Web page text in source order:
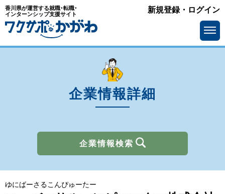
香川県が運営する就職･転職･
インターンシップ支援サイト
新規登録・ログイン
企業情報詳細
企業情報検索
業種を選ぶ
メーカー
求人情報を選ぶ
ゆにばーさるこんぴゅーたー